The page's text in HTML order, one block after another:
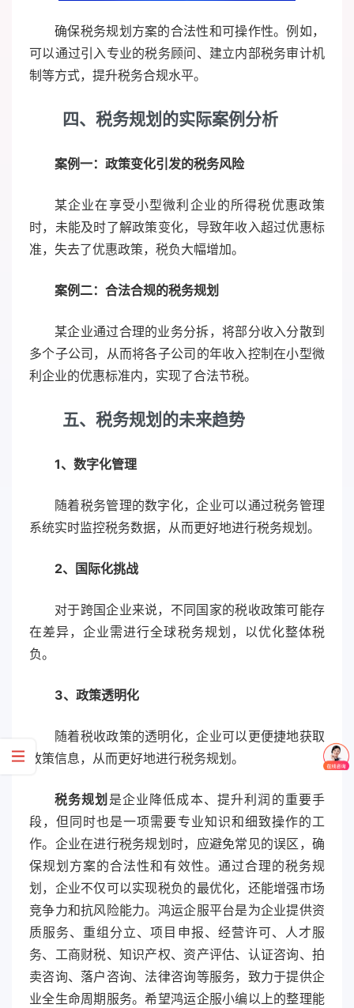
确保税务规划方案的合法性和可操作性。例如，
可以通过引入专业的税务顾问、建立内部税务审计机
制等方式，提升税务合规水平。
四、税务规划的实际案例分析
案例一：政策变化引发的税务风险
某企业在享受小型微利企业的所得税优惠政策
时，未能及时了解政策变化，导致年收入超过优惠标
准，失去了优惠政策，税负大幅增加。
案例二：合法合规的税务规划
某企业通过合理的业务分拆，将部分收入分散到
多个子公司，从而将各子公司的年收入控制在小型微
利企业的优惠标准内，实现了合法节税。
五、税务规划的未来趋势
1、 数字化管理
随着税务管理的数字化，企业可以通过税务管理
系统实时监控税务数据，从而更好地进行税务规划。
2、 国际化挑战
对于跨国企业来说，不同国家的税收政策可能存
在差异，企业需进行全球税务规划，以优化整体税
负。
3、 政策透明化
随着税收政策的透明化，企业可以更便捷地获取
政策信息，从而更好地进行税务规划。
税务规划 是企业降低成本、提升利润的重要手
段，但同时也是一项需要专业知识和细致操作的工
作。企业在进行税务规划时，应避免常见的误区，确
保规划方案的合法性和有效性。通过合理的税务规
划，企业不仅可以实现税负的最优化，还能增强市场
竞争力和抗风险能力。鸿运企服平台是为企业提供资
质服务、重组分立、项目申报、经营许可、人才服
务、工商财税、知识产权、资产评估、认证咨询、拍
卖咨询、落户咨询、法律咨询等服务，致力于提供企
业全生命周期服务。希望鸿运企服小编以上的整理能